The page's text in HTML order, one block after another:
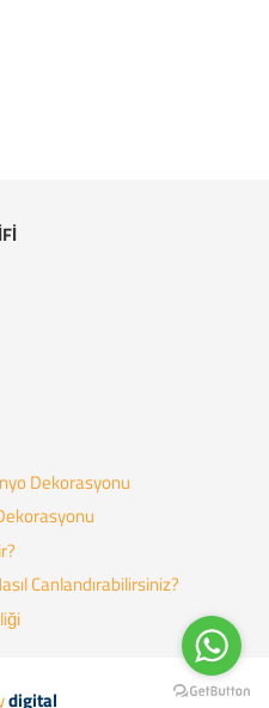
Dekorasyonu
Canlandırabilirsiniz?
digital